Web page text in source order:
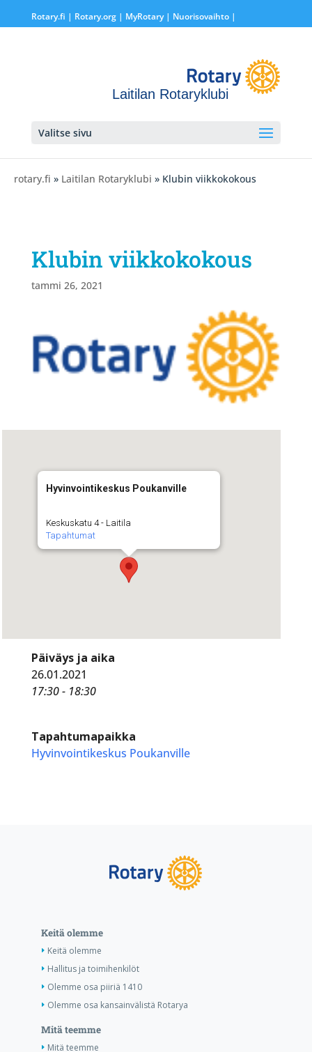
Rotary.fi | Rotary.org| MyRotary | Nuorisovaihto|
Laitilan Rotaryklubi
Valitse sivu
rotary.fi » Laitilan Rotaryklubi » Klubin viikkokokous
Klubin viikkokokous
tammi 26, 2021
Hyvinvointikeskus Poukanville
Keskuskatu 4 - Laitila
Tapahtumat
Päiväys ja aika
26.01.2021
17:30 - 18:30
Tapahtumapaikka
Hyvinvointikeskus Poukanville
Keitä olemme
Keitä olemme
Hallitus ja toimihenkilöt
Olemme osa piiriä 1410
Olemme osa kansainvälistä Rotarya
Mitä teemme
Mitä teemme